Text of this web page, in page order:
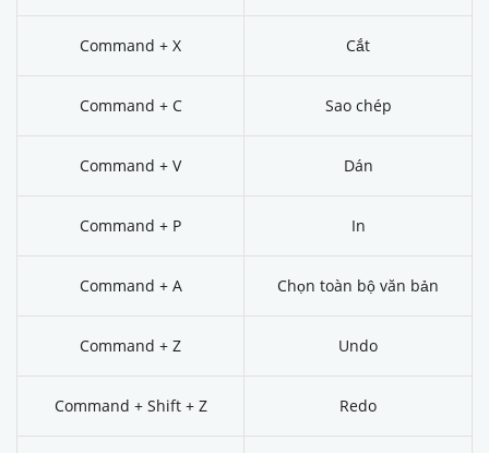
Command + X Cắt
Command + C Sao chép
Command + V Dán
Command + P In
Command + A Chọn toàn bộ văn bản
Command + Z Undo
Command + Shift + Z Redo